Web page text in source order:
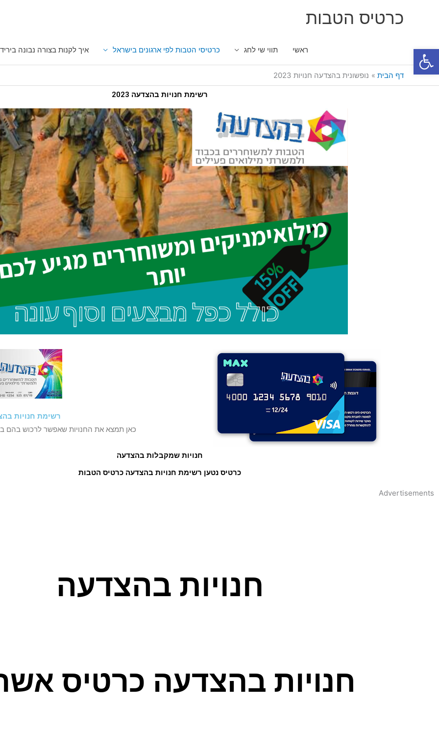
פתח סרגל נגישות
כרטיס הטבות
ראשי תווי שי לחג כרטיסי הטבות לפי ארגונים בישראל איך לקנות בצורה נבונה
דף הבית נופשונית בהצדעה חנויות 2023
רשימת חנויות בהצדעה 2023
רשימת חנויות
כאן תמצא את החנויות שאפשר לרכוש בהם
חנויות שמקבלות בהצדעה
כרטיס נטען רשימת חנויות בהצדעה כרטיס הטבות
Advertisements
חנויות בהצדעה
חנויות בהצדעה כרטיס